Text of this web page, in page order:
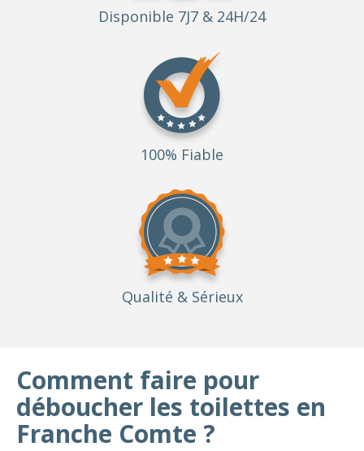
Disponible 7J7 & 24H/24
100% Fiable
Qualité & Sérieux
Comment faire pour
déboucher les toilettes en
Franche Comte ?